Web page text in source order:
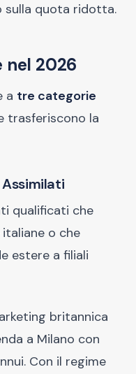
sulla quota ridotta.
nel 2026
a tre categorie
trasferiscono la
qualificati che
o che
estere a filiali
britannica
a Milano con
Con il regime